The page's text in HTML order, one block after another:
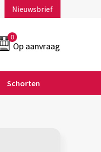
Nieuwsbrief
0
Op aanvraag
Schorten